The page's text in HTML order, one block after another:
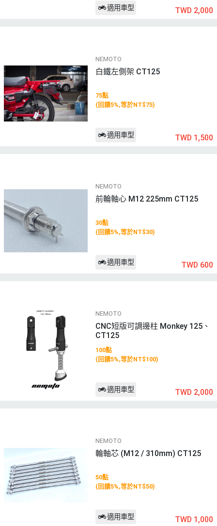
適用車型 TWD 2,000
NEMOTO
白鐵左側架 CT125
75點
(回饋5%,等於NT$75)
適用車型 TWD 1,500
NEMOTO
前輪軸心 M12 225mm CT125
30點
(回饋5%,等於NT$30)
適用車型 TWD 600
NEMOTO
CNC短版可調邊柱 Monkey 125、
CT125
100點
(回饋5%,等於NT$100)
適用車型 TWD 2,000
NEMOTO
輪軸芯 (M12 / 310mm) CT125
50點
(回饋5%,等於NT$50)
適用車型 TWD 1,000